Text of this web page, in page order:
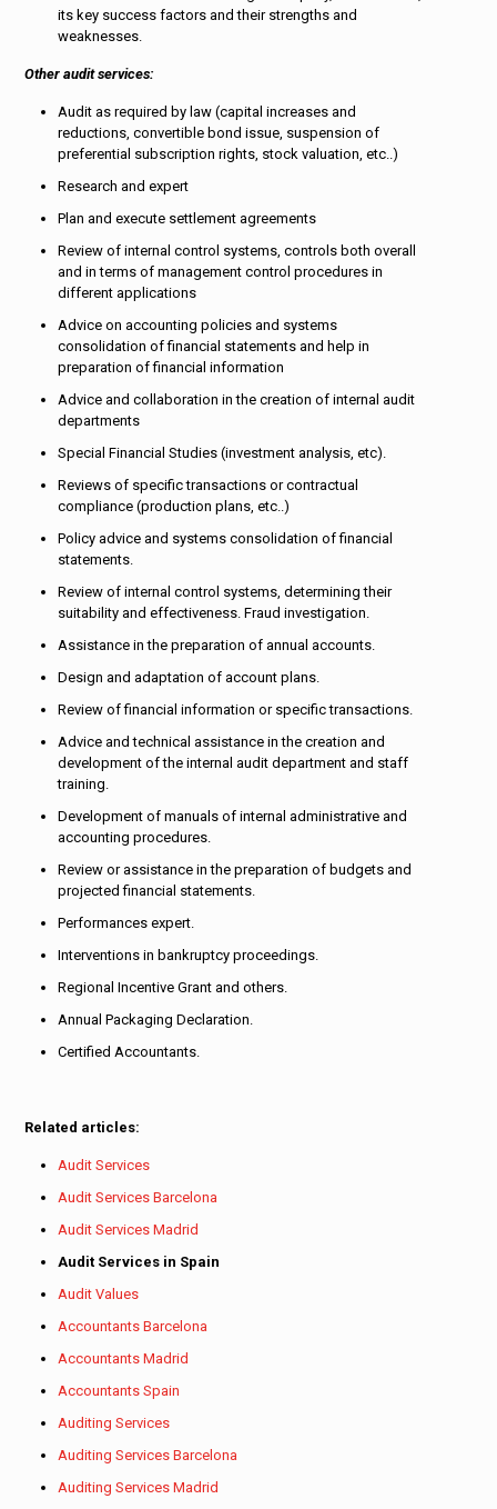
its key success factors and their strengths and
weaknesses.
Other audit services:
Audit as required by law (capital increases and
reductions, convertible bond issue, suspension of
preferential subscription rights, stock valuation, etc..)
Research and expert
Plan and execute settlement agreements
Review of internal control systems, controls both overall
and in terms of management control procedures in
different applications
Advice on accounting policies and systems
consolidation of financial statements and help in
preparation of financial information
Advice and collaboration in the creation of internal audit
departments
Special Financial Studies (investment analysis, etc).
Reviews of specific transactions or contractual
compliance (production plans, etc..)
Policy advice and systems consolidation of financial
statements.
Review of internal control systems, determining their
suitability and effectiveness. Fraud investigation.
Assistance in the preparation of annual accounts.
Design and adaptation of account plans.
Review of financial information or specific transactions.
Advice and technical assistance in the creation and
development of the internal audit department and staff
training.
Development of manuals of internal administrative and
accounting procedures.
Review or assistance in the preparation of budgets and
projected financial statements.
Performances expert.
Interventions in bankruptcy proceedings.
Regional Incentive Grant and others.
Annual Packaging Declaration.
Certified Accountants.
Related articles:
Audit Services
Audit Services Barcelona
Audit Services Madrid
Audit Services in Spain
Audit Values
Accountants Barcelona
Accountants Madrid
Accountants Spain
Auditing Services
Auditing Services Barcelona
Auditing Services Madrid